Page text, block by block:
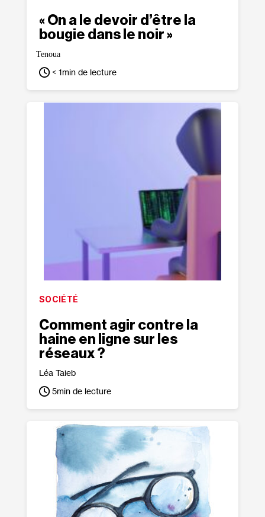
« On a le devoir d’être la
bougie dans le noir »
Tenoua
< 1min de lecture
SOCIÉTÉ
Comment agir contre la
haine en ligne sur les
réseaux ?
Léa Taieb
5min de lecture